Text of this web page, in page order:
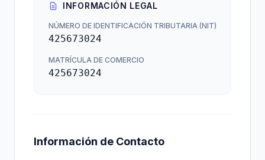
INFORMACIÓN LEGAL
NÚMERO DE IDENTIFICACIÓN TRIBUTARIA (NIT)
425673024
MATRÍCULA DE COMERCIO
425673024
Información de Contacto